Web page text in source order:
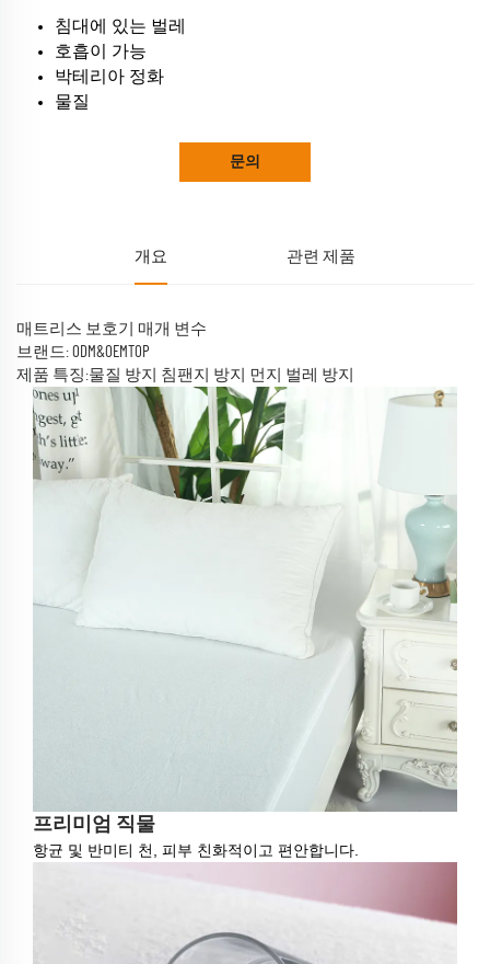
침대에 있는 벌레
호흡이 가능
박테리아 정화
물질
문의
개요 관련 제품
매트리스 보호기 매개 변수
브랜드: ODM&OEMTOP
제품 특징:물질 방지 침팬지 방지 먼지 벌레 방지
프리미엄 직물
항균 및 반미티 천, 피부 친화적이고 편안합니다.